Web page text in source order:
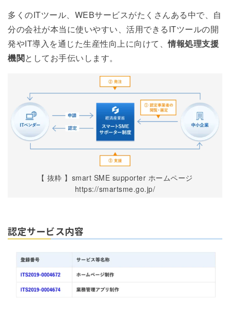
多くのITツール、WEBサービスがたくさんある中で、自
分の会社が本当に使いやすい、活用できるITツールの開
発やIT導入を通じた生産性向上に向けて、情報処理支援
機関としてお手伝いします。
【 抜粋 】smart SME supporter ホームページ
https://smartsme.go.jp/
認定サービス内容